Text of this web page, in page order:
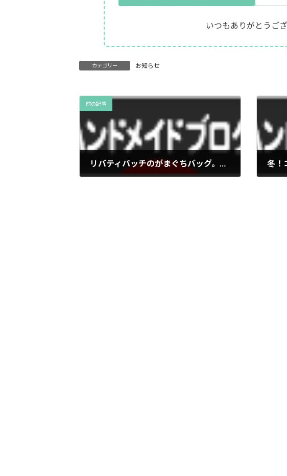
いつもありがとうご
カテゴリー お知らせ
前の記事
リバティパッチのがまぐちバッグ。赤。